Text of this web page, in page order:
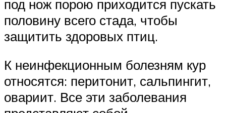
под нож порою приходится пускать
половину всего стада, чтобы
защитить здоровых птиц.
К неинфекционным болезням кур
относятся: перитонит, сальпингит,
овариит. Все эти заболевания